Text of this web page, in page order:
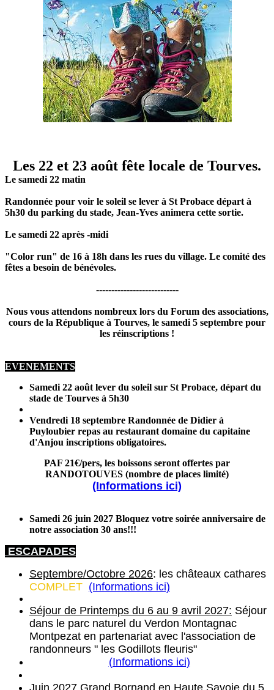
Les 22 et 23 août fête locale de Tourves.
Le samedi 22 matin
Randonnée pour voir le soleil se lever à St Probace départ à
5h30 du parking du stade, Jean-Yves animera cette sortie.
Le samedi 22 après -midi
"Color run" de 16 à 18h dans les rues du village. Le comité des
fêtes a besoin de bénévoles.
---------------------------
Nous vous attendons nombreux lors du Forum des associations,
cours de la République à Tourves, le samedi 5 septembre pour
les réinscriptions !
EVENEMENTS
Samedi 22 août lever du soleil sur St Probace, départ du
stade de Tourves à 5h30
Vendredi 18 septembre Randonnée de Didier à
Puyloubier repas au restaurant domaine du capitaine
d'Anjou inscriptions obligatoires.
PAF 21€/pers, les boissons seront offertes par
RANDOTOUVES (nombre de places limité)
(Informations ici)
Samedi 26 juin 2027 Bloquez votre soirée anniversaire de
notre association 30 ans!!!
ESCAPADES
Septembre/Octobre 2026: les châteaux cathares
COMPLET (Informations ici)
Séjour de Printemps du 6 au 9 avril 2027: Séjour
dans le parc naturel du Verdon Montagnac
Montpezat en partenariat avec l'association de
randonneurs " les Godillots fleuris"
(Informations ici)
Juin 2027 Grand Bornand en Haute Savoie du 5